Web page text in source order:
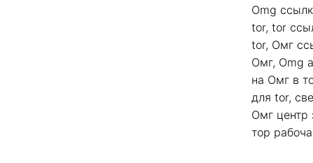
Omg
tor, tor
tor, Омг
Омг, Omg
на Омг в
для tor,
Омг центр
тор